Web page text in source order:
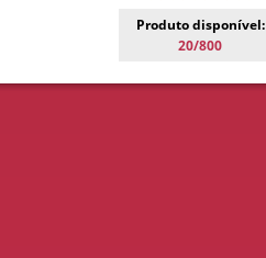
Produto disponível:
20/800